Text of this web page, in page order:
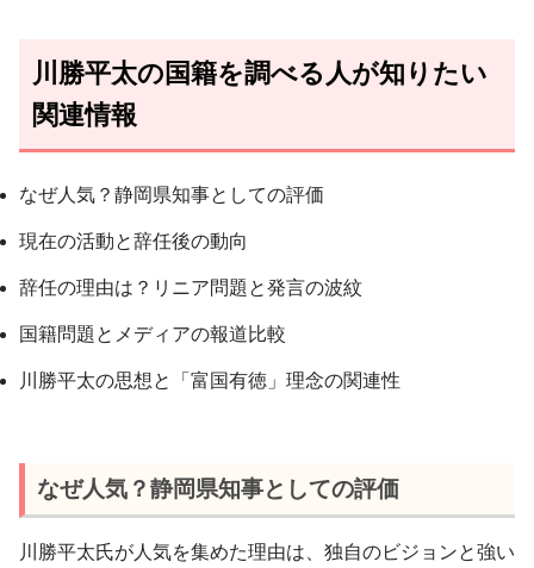
川勝平太の国籍を調べる人が知りたい
関連情報
なぜ人気？静岡県知事としての評価
現在の活動と辞任後の動向
辞任の理由は？リニア問題と発言の波紋
国籍問題とメディアの報道比較
川勝平太の思想と「富国有徳」理念の関連性
なぜ人気？静岡県知事としての評価
川勝平太氏が人気を集めた理由は、独自のビジョンと強い